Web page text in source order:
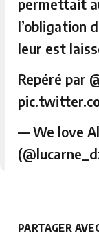
permettait
l’obligation
leur est
Repéré par
— We love
PARTAGER